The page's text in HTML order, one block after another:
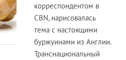
корреспондентом в
CBN, нарисовалась
тема с настоящими
буржуинами из Англии.
Транснациональный